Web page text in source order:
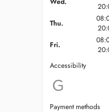
Thu.
Fri.
Accessibility
Payment methods